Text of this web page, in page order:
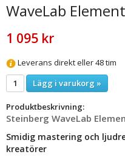
WaveLab
1 095 kr
Leverans direkt eller 48 tim
Lägg i varukorg »
Produktbeskrivning:
Steinberg WaveLab
Smidig mastering och
kreatörer